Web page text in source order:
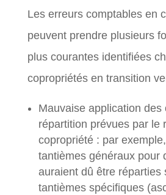
Les erreurs comptables en
peuvent prendre plusieurs
plus courantes identifiées
copropriétés en transition
Mauvaise application des
répartition prévues par le
copropriété : par
tantièmes généraux pour
auraient dû être réparties
tantièmes spécifiques